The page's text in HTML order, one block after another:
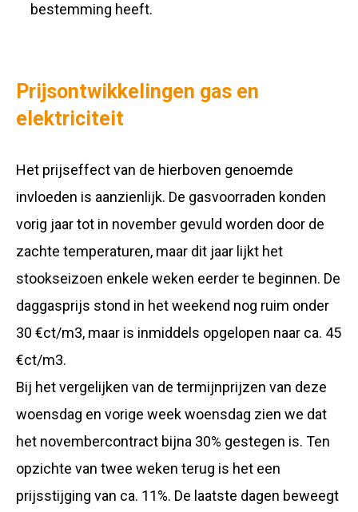
bestemming heeft.
Prijsontwikkelingen gas en
elektriciteit
Het prijseffect van de hierboven genoemde
invloeden is aanzienlijk. De gasvoorraden konden
vorig jaar tot in november gevuld worden door de
zachte temperaturen, maar dit jaar lijkt het
stookseizoen enkele weken eerder te beginnen. De
daggasprijs stond in het weekend nog ruim onder
30 €ct/m3, maar is inmiddels opgelopen naar ca. 45
€ct/m3.
Bij het vergelijken van de termijnprijzen van deze
woensdag en vorige week woensdag zien we dat
het novembercontract bijna 30% gestegen is. Ten
opzichte van twee weken terug is het een
prijsstijging van ca. 11%. De laatste dagen beweegt